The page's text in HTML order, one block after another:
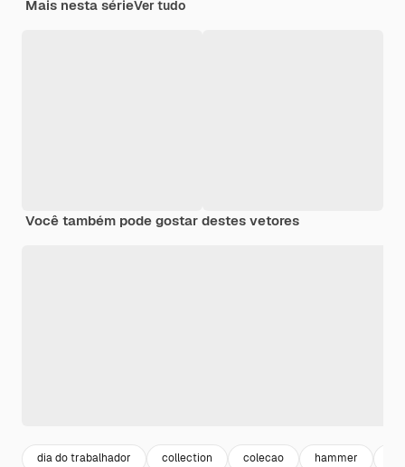
Mais nesta sérieVer tudo
Você também pode gostar destes vetores
dia do trabalhador collection colecao hammer